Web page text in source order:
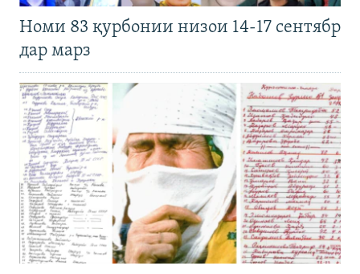
Номи 83 қурбонии низои 14-17 сентябр
дар марз